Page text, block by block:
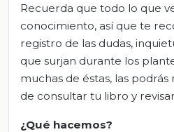
Recuerda que todo lo que
conocimiento, así que te
registro de las dudas,
que surjan durante los
muchas de éstas, las
de consultar tu libro y
¿Qué hacemos?